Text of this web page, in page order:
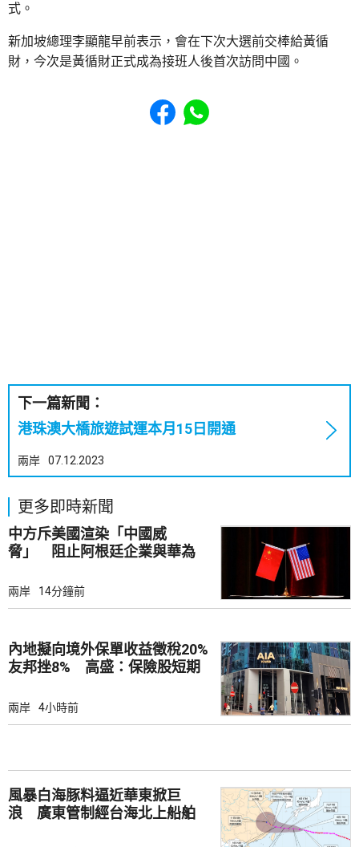
式。
新加坡總理李顯龍早前表示，會在下次大選前交棒給黃循
財，今次是黃循財正式成為接班人後首次訪問中國。
Share to Facebook
Share to WhatsApp
下一篇新聞：
港珠澳大橋旅遊試運本月15日開通
兩岸 07.12.2023
更多即時新聞
中方斥美國渲染「中國威
脅」 阻止阿根廷企業與華為
兩岸 14分鐘前
內地擬向境外保單收益徵稅20%
友邦挫8% 高盛：保險股短期
兩岸 4小時前
風暴白海豚料逼近華東掀巨
浪 廣東管制經台海北上船舶